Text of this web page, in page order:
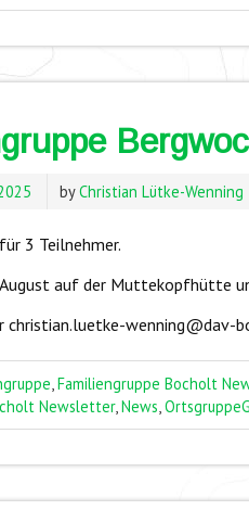
byChristian Lütke-Wenning
3 Teilnehmer.
August auf der Muttekopfhütte
christian.luetke-wenning@dav-
,Familiengruppe Bocholt
Newsletter,News,